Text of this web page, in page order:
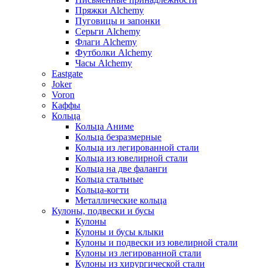
Пряжки Alchemy
Пуговицы и запонки
Серьги Alchemy
Флаги Alchemy
Футболки Alchemy
Часы Alchemy
Eastgate
Joker
Voron
Каффы
Кольца
Кольца Аниме
Кольца безразмерные
Кольца из легированной стали
Кольца из ювелирной стали
Кольца на две фаланги
Кольца стальные
Кольца-когти
Металлические кольца
Кулоны, подвески и бусы
Кулоны
Кулоны и бусы клыки
Кулоны и подвески из ювелирной стали
Кулоны из легированной стали
Кулоны из хирургической стали